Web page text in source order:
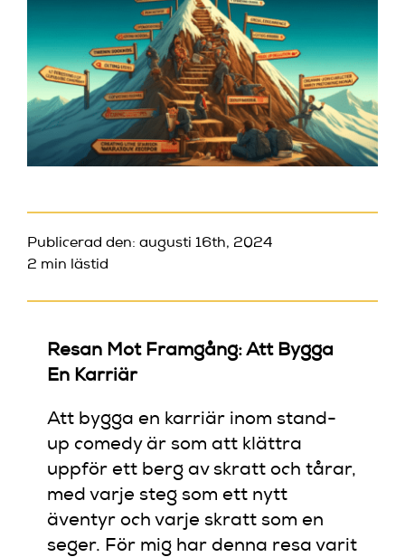
Publicerad den: augusti 16th, 2024
2 min lästid
Resan Mot Framgång: Att Bygga
En Karriär
Att bygga en karriär inom stand-
up comedy är som att klättra
uppför ett berg av skratt och tårar,
med varje steg som ett nytt
äventyr och varje skratt som en
seger. För mig har denna resa varit